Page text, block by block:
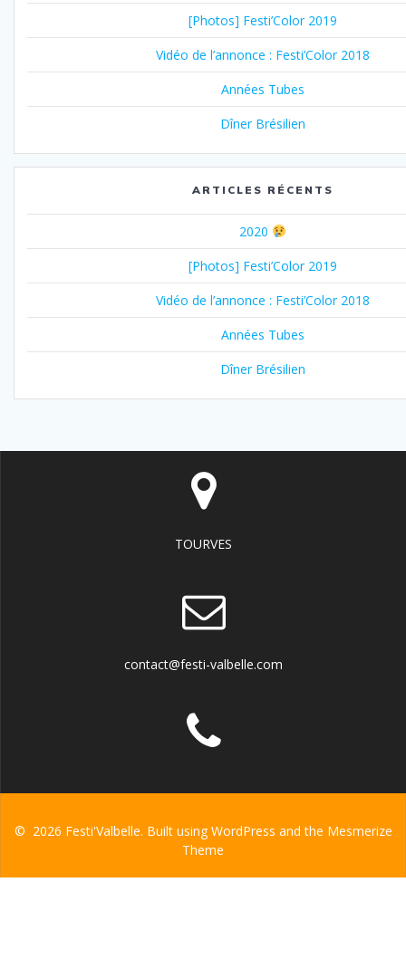
[Photos] Festi’Color 2019
Vidéo de l’annonce : Festi’Color 2018
Années Tubes
Dîner Brésilien
ARTICLES RÉCENTS
2020
[Photos] Festi’Color 2019
Vidéo de l’annonce : Festi’Color 2018
Années Tubes
Dîner Brésilien
TOURVES
contact@festi-valbelle.com
© 2026 Festi'Valbelle. Built using WordPress and the Mesmerize
Theme